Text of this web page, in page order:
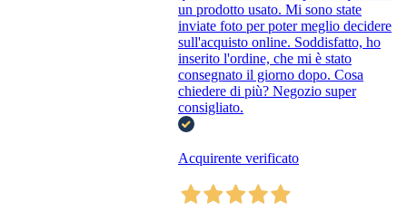
un prodotto usato. Mi sono state
inviate foto per poter meglio decidere
sull'acquisto online. Soddisfatto, ho
inserito l'ordine, che mi è stato
consegnato il giorno dopo. Cosa
chiedere di più? Negozio super
consigliato.
Acquirente verificato